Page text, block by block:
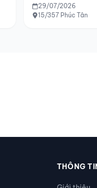
29/07/2026
15/357 Phúc Tân
THÔNG